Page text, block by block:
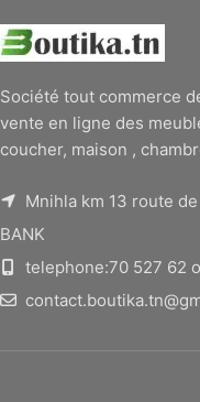
Société tout commerce
vente en ligne des
coucher, maison ,
Mnihla km 13 route
BANK
telephone:70 527 62